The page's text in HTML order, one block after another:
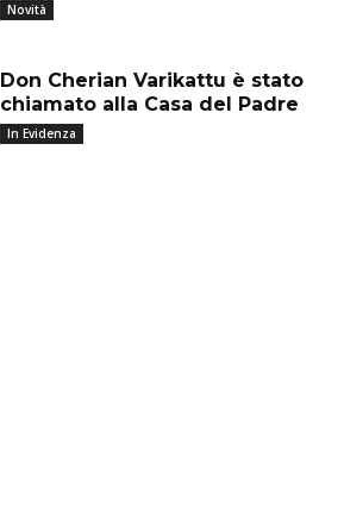
Novità
Don Cherian Varikattu è stato
chiamato alla Casa del Padre
In Evidenza